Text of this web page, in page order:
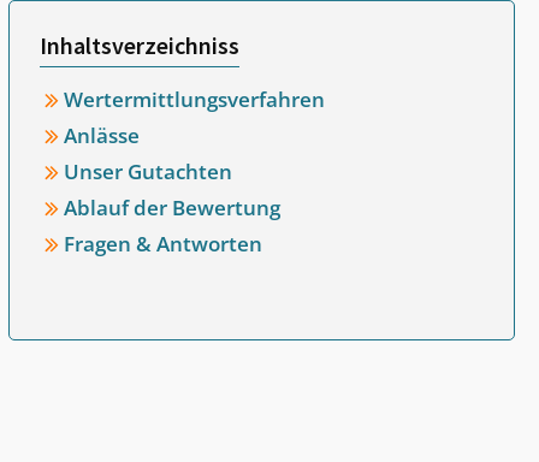
Inhaltsverzeichniss
Wertermittlungsverfahren
Anlässe
Unser Gutachten
Ablauf der Bewertung
Fragen & Antworten